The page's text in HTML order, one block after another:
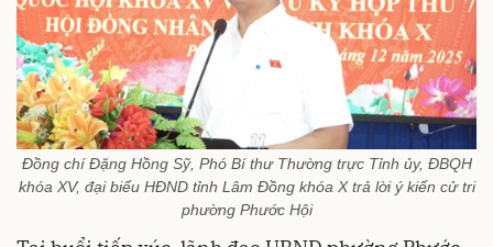
Đồng chí Đặng Hồng Sỹ, Phó Bí thư Thường trực Tỉnh ủy, ĐBQH
khóa XV, đại biểu HĐND tỉnh Lâm Đồng khóa X trả lời ý kiến cử tri
phường Phước Hội